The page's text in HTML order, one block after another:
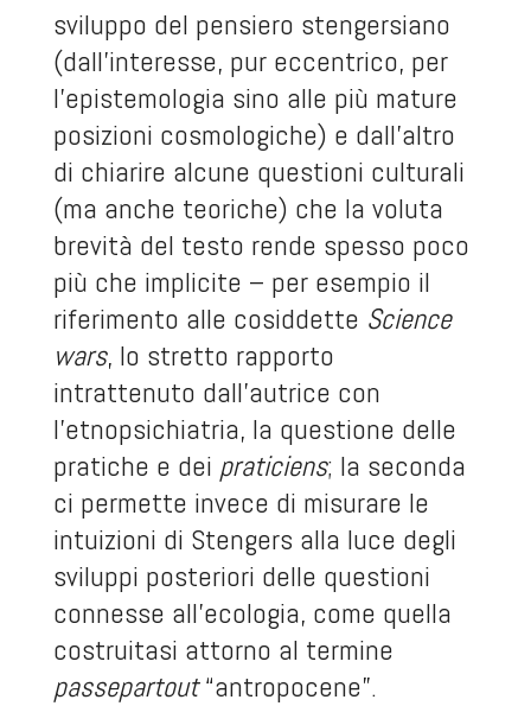
sviluppo del pensiero stengersiano
(dall’interesse, pur eccentrico, per
l’epistemologia sino alle più mature
posizioni cosmologiche) e dall’altro
di chiarire alcune questioni culturali
(ma anche teoriche) che la voluta
brevità del testo rende spesso poco
più che implicite – per esempio il
riferimento alle cosiddette Science
wars, lo stretto rapporto
intrattenuto dall’autrice con
l’etnopsichiatria, la questione delle
pratiche e dei praticiens; la seconda
ci permette invece di misurare le
intuizioni di Stengers alla luce degli
sviluppi posteriori delle questioni
connesse all’ecologia, come quella
costruitasi attorno al termine
passepartout“antropocene”.